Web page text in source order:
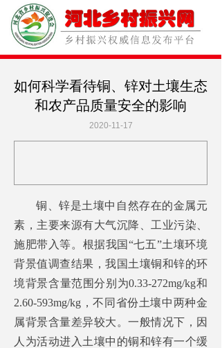
如何科学看待铜、锌对土壤生态
和农产品质量安全的影响
铜、锌是土壤中自然存在的金属元
素，主要来源有大气沉降、工业污染、
施肥带入等。根据我国“七五”土壤环境
背景值调查结果，我国土壤铜和锌的环
境背景含量范围分别为0.33-272mg/kg和
2.60-593mg/kg，不同省份土壤中两种金
属背景含量差异较大。一般情况下，因
人为活动进入土壤中的铜和锌有一个缓
2020-11-17